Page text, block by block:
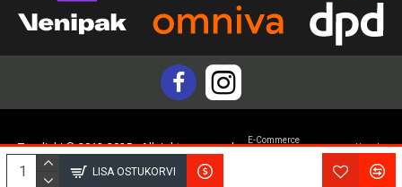
LISA OSTUKORVI
Topdiski © 2012-2025 - All rights reservedE-Commerce
Yam.lv